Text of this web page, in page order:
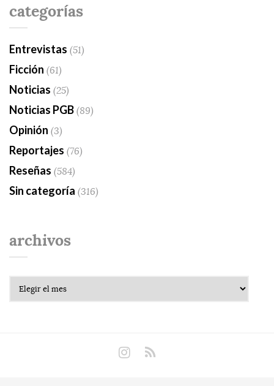
categorías
Entrevistas (51)
Ficción (61)
Noticias (25)
Noticias PGB(89)
Opinión (3)
Reportajes (76)
Reseñas (584)
Sin categoría (316)
archivos